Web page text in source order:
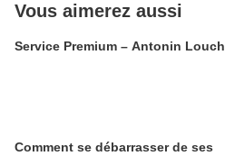
Vous aimerez aussi
Service Premium – Antonin
Comment se débarrasser de ses